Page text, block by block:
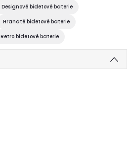
Designové bidetové baterie
Hranaté bidetové baterie
Retro bidetové baterie